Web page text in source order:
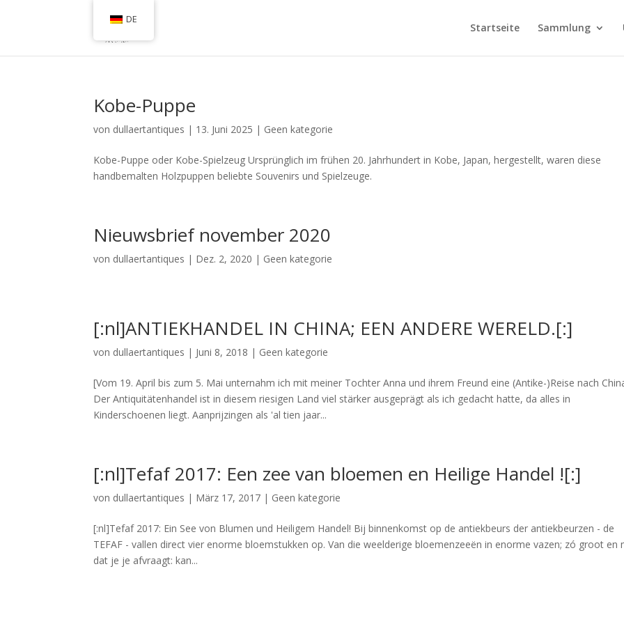
Startseite Sammlung
Kobe-Puppe
von dullaertantiques | 13. Juni 2025 | Geen kategorie
Kobe-Puppe oder Kobe-Spielzeug Ursprünglich im frühen 20. Jahrhundert in Kobe, Japan, hergestellt, waren diese
handbemalten Holzpuppen beliebte Souvenirs und Spielzeuge.
Nieuwsbrief november 2020
von dullaertantiques | Dez. 2, 2020 | Geen kategorie
[:nl]ANTIEKHANDEL IN CHINA; EEN ANDERE WERELD.[:]
von dullaertantiques | Juni 8, 2018 | Geen kategorie
[Vom 19. April bis zum 5. Mai unternahm ich mit meiner Tochter Anna und ihrem Freund eine (Antike-)Reise nach
Der Antiquitätenhandel ist in diesem riesigen Land viel stärker ausgeprägt als ich gedacht hatte, da alles in
Kinderschoenen liegt. Aanprijzingen als 'al tien jaar...
[:nl]Tefaf 2017: Een zee van bloemen en Heilige Handel ![:]
von dullaertantiques | März 17, 2017 | Geen kategorie
[:nl]Tefaf 2017: Ein See von Blumen und Heiligem Handel! Bij binnenkomst op de antiekbeurs der antiekbeurzen - de
TEFAF - vallen direct vier enorme bloemstukken op. Van die weelderige bloemenzeeën in enorme vazen; zó groot en
dat je je afvraagt: kan...
DE